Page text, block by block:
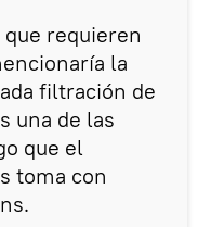
requieren
la
filtración de
una de las
que el
toma con